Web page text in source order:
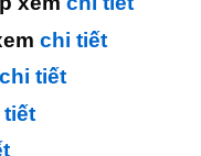
chi tiết
chi tiết